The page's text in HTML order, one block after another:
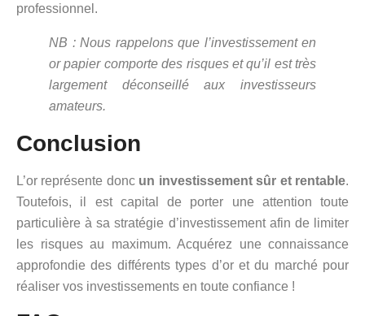
professionnel.
NB : Nous rappelons que l’investissement en
or papier comporte des risques et qu’il est très
largement déconseillé aux investisseurs
amateurs.
Conclusion
L’or représente donc un investissement sûr et rentable.
Toutefois, il est capital de porter une attention toute
particulière à sa stratégie d’investissement afin de limiter
les risques au maximum. Acquérez une connaissance
approfondie des différents types d’or et du marché pour
réaliser vos investissements en toute confiance !